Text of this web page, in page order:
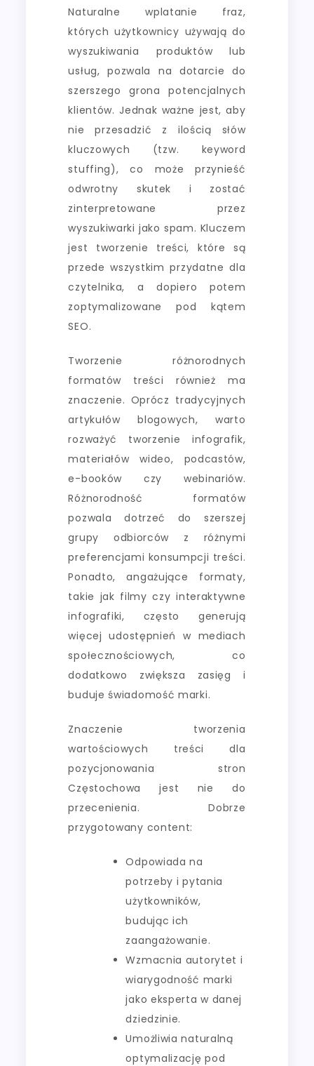
Naturalne wplatanie fraz,
których użytkownicy używają do
wyszukiwania produktów lub
usług, pozwala na dotarcie do
szerszego grona potencjalnych
klientów. Jednak ważne jest, aby
nie przesadzić z ilością słów
kluczowych (tzw. keyword
stuffing), co może przynieść
odwrotny skutek i zostać
zinterpretowane przez
wyszukiwarki jako spam. Kluczem
jest tworzenie treści, które są
przede wszystkim przydatne dla
czytelnika, a dopiero potem
zoptymalizowane pod kątem
SEO.
Tworzenie różnorodnych
formatów treści również ma
znaczenie. Oprócz tradycyjnych
artykułów blogowych, warto
rozważyć tworzenie infografik,
materiałów wideo, podcastów,
e-booków czy webinariów.
Różnorodność formatów
pozwala dotrzeć do szerszej
grupy odbiorców z różnymi
preferencjami konsumpcji treści.
Ponadto, angażujące formaty,
takie jak filmy czy interaktywne
infografiki, często generują
więcej udostępnień w mediach
społecznościowych, co
dodatkowo zwiększa zasięg i
buduje świadomość marki.
Znaczenie tworzenia
wartościowych treści dla
pozycjonowania stron
Częstochowa jest nie do
przecenienia. Dobrze
przygotowany content:
Odpowiada na
potrzeby i pytania
użytkowników,
budując ich
zaangażowanie.
Wzmacnia autorytet i
wiarygodność marki
jako eksperta w danej
dziedzinie.
Umożliwia naturalną
optymalizację pod